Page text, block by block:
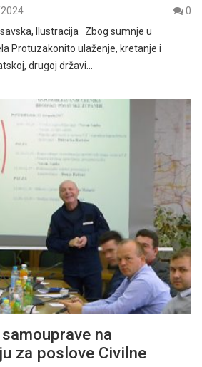
0
Ilustracija Zbog sumnje u
Protuzakonito ulaženje, kretanje i
drugoj državi…
na
za poslove Civilne